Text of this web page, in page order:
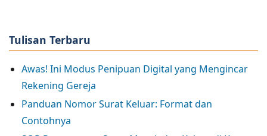
Tulisan Terbaru
Awas! Ini Modus Penipuan Digital yang Mengincar
Rekening Gereja
Panduan Nomor Surat Keluar: Format dan
Contohnya